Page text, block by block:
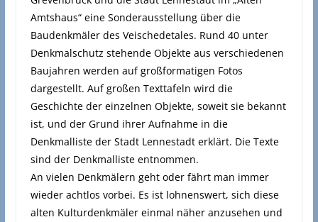
Amtshaus“ eine Sonderausstellung über die
Baudenkmäler des Veischedetales. Rund 40 unter
Denkmalschutz stehende Objekte aus verschiedenen
Baujahren werden auf großformatigen Fotos
dargestellt. Auf großen Texttafeln wird die
Geschichte der einzelnen Objekte, soweit sie bekannt
ist, und der Grund ihrer Aufnahme in die
Denkmalliste der Stadt Lennestadt erklärt. Die Texte
sind der Denkmalliste entnommen.
An vielen Denkmälern geht oder fährt man immer
wieder achtlos vorbei. Es ist lohnenswert, sich diese
alten Kulturdenkmäler einmal näher anzusehen und